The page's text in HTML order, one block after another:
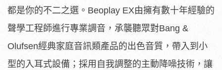
都是你的不二之選。Beoplay EX由擁有數十年經驗的
聲學工程師進行專業調音，承襲聽眾對Bang &
Olufsen經典家庭音訊類產品的出色音質，帶入到小
型的入耳式設備；採用自我調整的主動降噪技術，讓